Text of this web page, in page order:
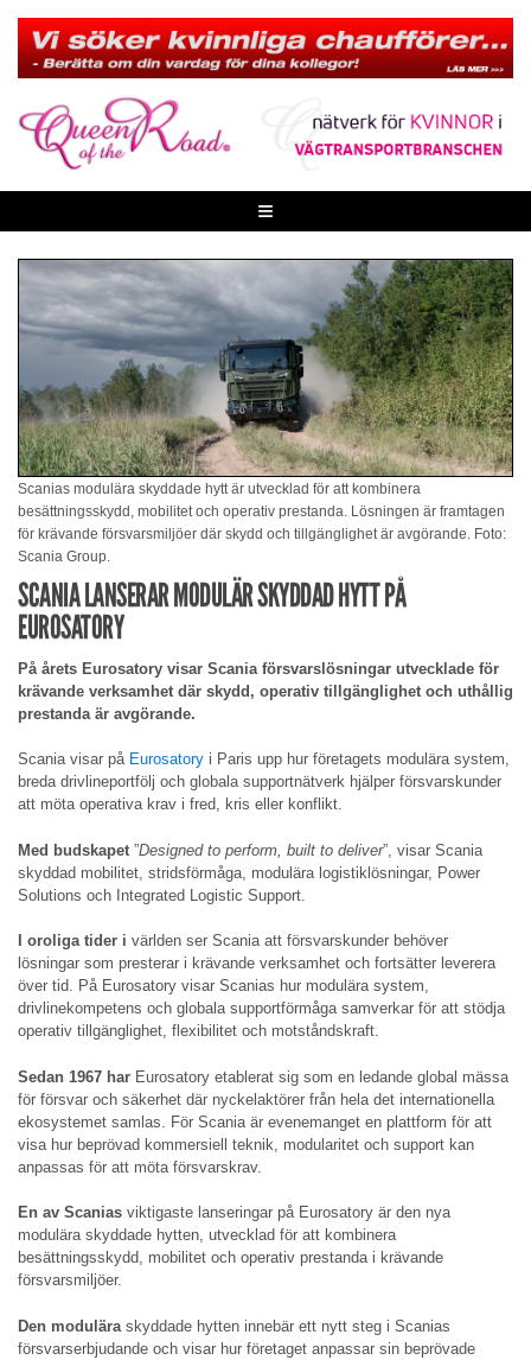
content
≡
Scanias modulära skyddade hytt är utvecklad för att kombinera
besättningsskydd, mobilitet och operativ prestanda. Lösningen är framtagen
för krävande försvarsmiljöer där skydd och tillgänglighet är avgörande. Foto:
Scania Group.
SCANIA LANSERAR MODULÄR SKYDDAD HYTT PÅ
EUROSATORY
På årets Eurosatory visar Scania försvarslösningar utvecklade för
krävande verksamhet där skydd, operativ tillgänglighet och uthållig
prestanda är avgörande.
Scania visar på Eurosatory i Paris upp hur företagets modulära system,
breda drivlineportfölj och globala supportnätverk hjälper försvarskunder
att möta operativa krav i fred, kris eller konflikt.
Med budskapet ”Designed to perform, built to deliver”, visar Scania
skyddad mobilitet, stridsförmåga, modulära logistiklösningar, Power
Solutions och Integrated Logistic Support.
I oroliga tider i världen ser Scania att försvarskunder behöver
lösningar som presterar i krävande verksamhet och fortsätter leverera
över tid. På Eurosatory visar Scanias hur modulära system,
drivlinekompetens och globala supportförmåga samverkar för att stödja
operativ tillgänglighet, flexibilitet och motståndskraft.
Sedan 1967 har Eurosatory etablerat sig som en ledande global mässa
för försvar och säkerhet där nyckelaktörer från hela det internationella
ekosystemet samlas. För Scania är evenemanget en plattform för att
visa hur beprövad kommersiell teknik, modularitet och support kan
anpassas för att möta försvarskrav.
En av Scanias viktigaste lanseringar på Eurosatory är den nya
modulära skyddade hytten, utvecklad för att kombinera
besättningsskydd, mobilitet och operativ prestanda i krävande
försvarsmiljöer.
Den modulära skyddade hytten innebär ett nytt steg i Scanias
försvarserbjudande och visar hur företaget anpassar sin beprövade